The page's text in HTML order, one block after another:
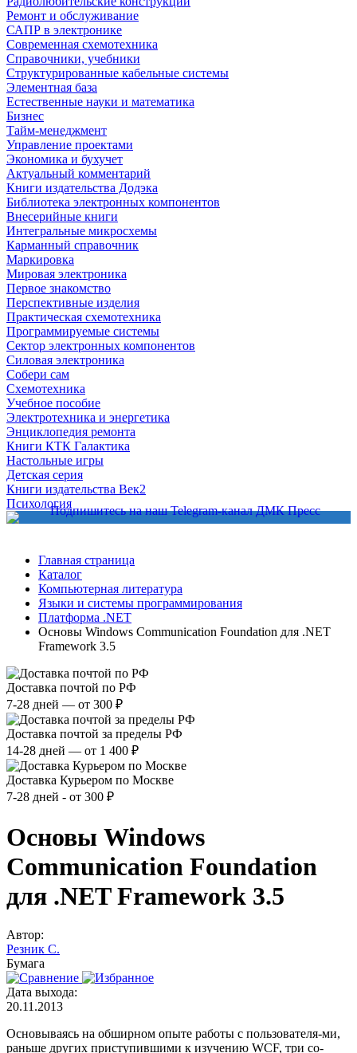
Ремонт и обслуживание
САПР в электронике
Современная схемотехника
Справочники, учебники
Структурированные кабельные системы
Элементная база
Естественные науки и математика
Бизнес
Тайм-менеджмент
Управление проектами
Экономика и бухучет
Актуальный комментарий
Книги издательства Додэка
Библиотека электронных компонентов
Внесерийные книги
Интегральные микросхемы
Карманный справочник
Маркировка
Мировая электроника
Первое знакомство
Перспективные изделия
Практическая схемотехника
Программируемые системы
Сектор электронных компонентов
Силовая электроника
Собери сам
Схемотехника
Учебное пособие
Электротехника и энергетика
Энциклопедия ремонта
Книги КТК Галактика
Настольные игры
Детская серия
Книги издательства Век2
Психология
Главная страница
Каталог
Компьютерная литература
Языки и системы программирования
Платформа .NET
Основы Windows Communication Foundation для .NET
Framework 3.5
Доставка почтой по РФ
7-28 дней — от 300 ₽
Доставка почтой за пределы РФ
14-28 дней — от 1 400 ₽
Доставка Курьером по Москве
7-28 дней - от 300 ₽
Основы Windows
Communication Foundation
для .NET Framework 3.5
Автор:
Резник С.
Бумага
Дата выхода:
20.11.2013
Основываясь на обширном опыте работы с пользователя-ми,
раньше других приступившими к изучению WCF, три со-